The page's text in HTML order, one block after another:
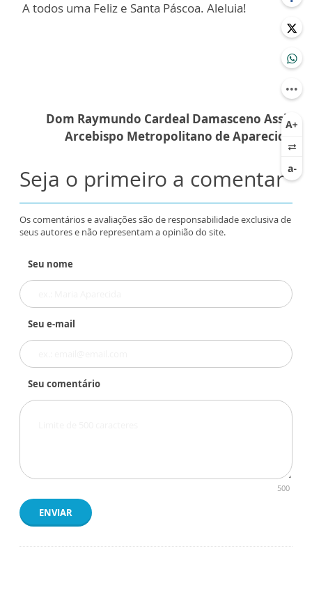
A todos uma Feliz e Santa Páscoa. Aleluia!
Dom Raymundo Cardeal Damasceno Assis
Arcebispo Metropolitano de Aparecida
Seja o primeiro a comentar
Os comentários e avaliações são de responsabilidade exclusiva de
seus autores e não representam a opinião do site.
Seu nome
Seu e-mail
Seu comentário
500
ENVIAR